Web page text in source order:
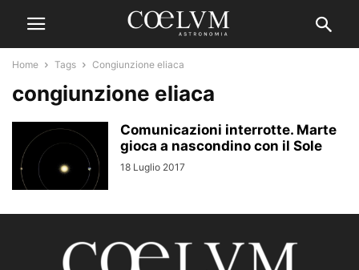
Home Tags Congiunzione eliaca
congiunzione eliaca
Comunicazioni interrotte. Marte
gioca a nascondino con il Sole
18 Luglio 2017